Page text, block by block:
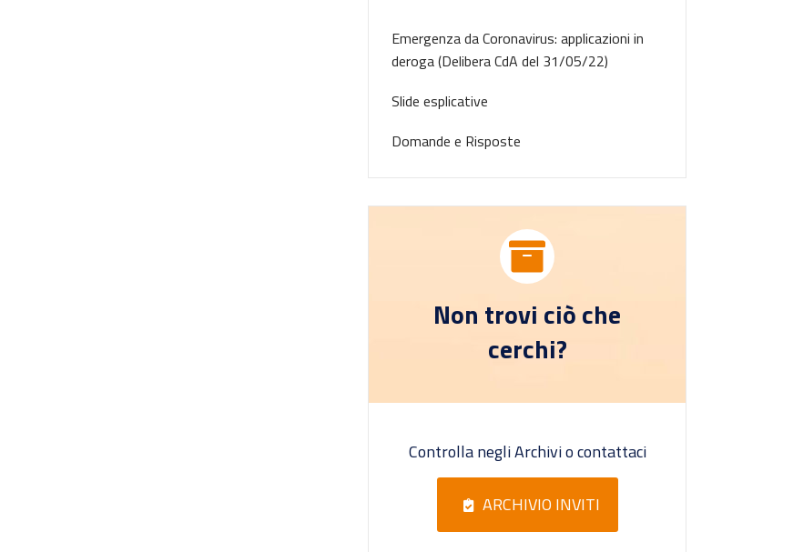
Emergenza da Coronavirus: applicazioni in
deroga (Delibera CdA del 31/05/22)
Slide esplicative
Domande e Risposte
Non trovi ciò che
cerchi?
Controlla negli Archivi o contattaci
ARCHIVIO INVITI